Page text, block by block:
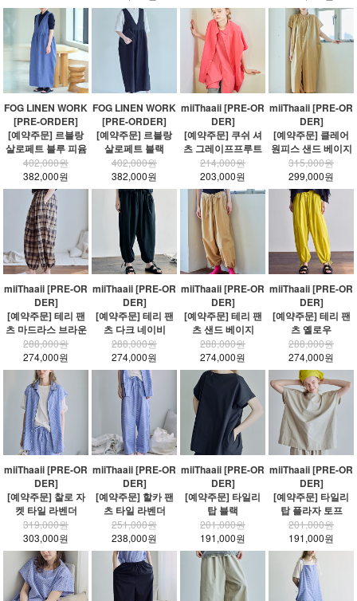
FOG LINEN WORK
[PRE-ORDER]
[예약주문] 르블랑
살로페트 블루 피윰
402,000원
382,000원
FOG LINEN WORK
[PRE-ORDER]
[예약주문] 르블랑
살로페트 블랙
402,000원
382,000원
miiThaaii [PRE-OR
DER]
[예약주문] 쿠쉬 셔
츠 그레이프프루트
214,000원
203,000원
miiThaaii [PRE-OR
DER]
[예약주문] 클레어
원피스 샌드 베이지
315,000원
299,000원
miiThaaii [PRE-OR
DER]
[예약주문] 테리 팬
츠 마드라스 브라운
288,000원
274,000원
miiThaaii [PRE-OR
DER]
[예약주문] 테리 팬
츠 다크 네이비
288,000원
274,000원
miiThaaii [PRE-OR
DER]
[예약주문] 테리 팬
츠 샌드 베이지
288,000원
274,000원
miiThaaii [PRE-OR
DER]
[예약주문] 테리 팬
츠 옐로우
288,000원
274,000원
miiThaaii [PRE-OR
DER]
[예약주문] 찰로 자
켓 타일 라벤더
319,000원
303,000원
miiThaaii [PRE-OR
DER]
[예약주문] 할카 팬
츠 타일 라벤더
251,000원
238,000원
miiThaaii [PRE-OR
DER]
[예약주문] 타일리
탑 블랙
201,000원
191,000원
miiThaaii [PRE-OR
DER]
[예약주문] 타일리
탑 플라자 토프
201,000원
191,000원